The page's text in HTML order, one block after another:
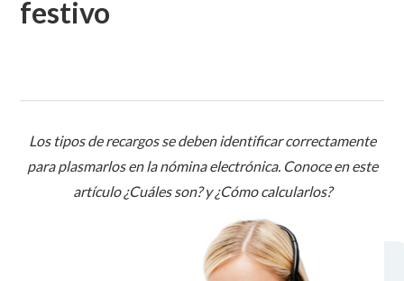
festivo
Los tipos de recargos se deben identificar correctamente
para plasmarlos en la nómina electrónica. Conoce en este
artículo ¿Cuáles son? y ¿Cómo calcularlos?